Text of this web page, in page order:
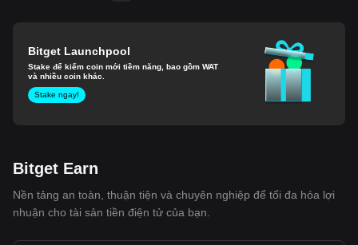
Bitget Launchpool
Stake để kiếm coin mới tiềm năng, bao gồm WAT
và nhiều coin khác.
Stake ngay!
Bitget Earn
Nền tảng an toàn, thuận tiện và chuyên nghiệp để tối đa hóa lợi
nhuận cho tài sản tiền điện tử của bạn.